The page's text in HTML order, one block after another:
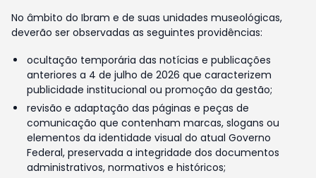
No âmbito do Ibram e de suas unidades museológicas,
deverão ser observadas as seguintes providências:
ocultação temporária das notícias e publicações
anteriores a 4 de julho de 2026 que caracterizem
publicidade institucional ou promoção da gestão;
revisão e adaptação das páginas e peças de
comunicação que contenham marcas, slogans ou
elementos da identidade visual do atual Governo
Federal, preservada a integridade dos documentos
administrativos, normativos e históricos;